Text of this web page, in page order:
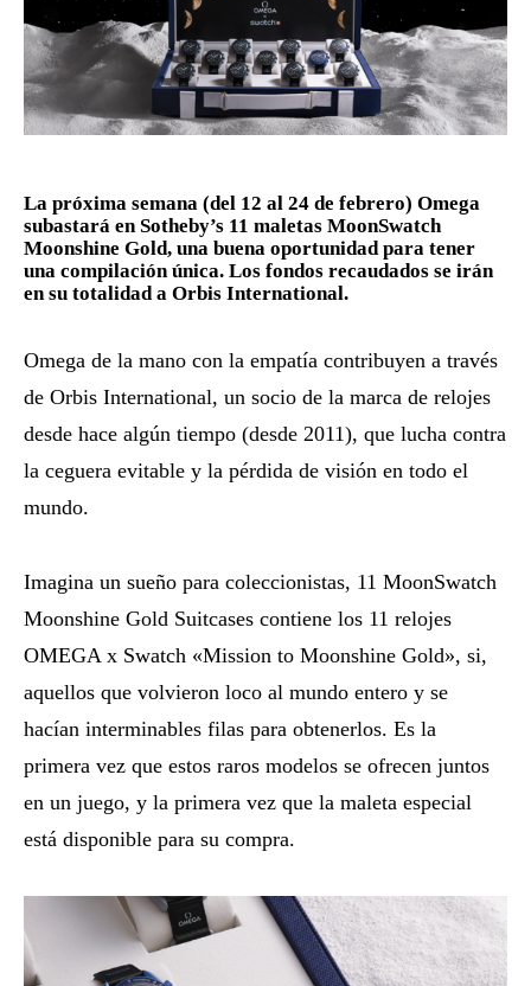
La próxima semana (del 12 al 24 de febrero) Omega
subastará en Sotheby’s 11 maletas MoonSwatch
Moonshine Gold, una buena oportunidad para tener
una compilación única. Los fondos recaudados se irán
en su totalidad a Orbis International.
Omega de la mano con la empatía contribuyen a través
de Orbis International, un socio de la marca de relojes
desde hace algún tiempo (desde 2011), que lucha contra
la ceguera evitable y la pérdida de visión en todo el
mundo.
Imagina un sueño para coleccionistas, 11 MoonSwatch
Moonshine Gold Suitcases contiene los 11 relojes
OMEGA x Swatch «Mission to Moonshine Gold», si,
aquellos que volvieron loco al mundo entero y se
hacían interminables filas para obtenerlos. Es la
primera vez que estos raros modelos se ofrecen juntos
en un juego, y la primera vez que la maleta especial
está disponible para su compra.